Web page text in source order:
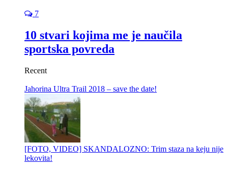
7
10 stvari kojima me je naučila
sportska povreda
Recent
Jahorina Ultra Trail 2018 – save the date!
[FOTO, VIDEO] SKANDALOZNO: Trim staza na keju nije
lekovita!